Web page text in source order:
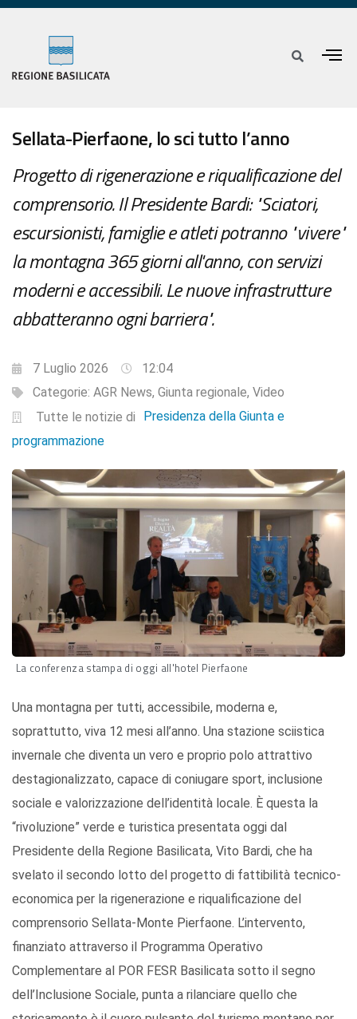
Sellata-Pierfaone, lo sci tutto l’anno
Progetto di rigenerazione e riqualificazione del
comprensorio. Il Presidente Bardi: "Sciatori,
escursionisti, famiglie e atleti potranno "vivere"
la montagna 365 giorni all'anno, con servizi
moderni e accessibili. Le nuove infrastrutture
abbatteranno ogni barriera".
7 Luglio 2026
12:04
Categorie: AGR News, Giunta regionale, Video
Tutte le notizie di
Presidenza della Giunta e
programmazione
La conferenza stampa di oggi all'hotel Pierfaone
Una montagna per tutti, accessibile, moderna e,
soprattutto, viva 12 mesi all’anno. Una stazione sciistica
invernale che diventa un vero e proprio polo attrattivo
destagionalizzato, capace di coniugare sport, inclusione
sociale e valorizzazione dell’identità locale. È questa la
“rivoluzione” verde e turistica presentata oggi dal
Presidente della Regione Basilicata, Vito Bardi, che ha
svelato il secondo lotto del progetto di fattibilità tecnico-
economica per la rigenerazione e riqualificazione del
comprensorio Sellata-Monte Pierfaone. L’intervento,
finanziato attraverso il Programma Operativo
Complementare al POR FESR Basilicata sotto il segno
dell’Inclusione Sociale, punta a rilanciare quello che